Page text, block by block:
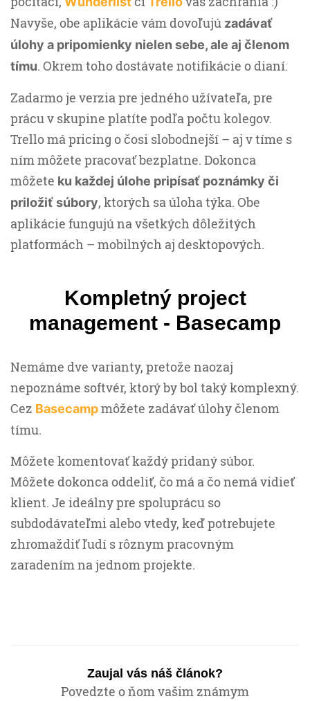
Navyše, obe aplikácie vám dovoľujú zadávať
úlohy a pripomienky nielen sebe, ale aj členom
tímu. Okrem toho dostávate notifikácie o dianí.
Zadarmo je verzia pre jedného užívateľa, pre
prácu v skupine platíte podľa počtu kolegov.
Trello má pricing o čosi slobodnejší – aj v tíme s
ním môžete pracovať bezplatne. Dokonca
môžete ku každej úlohe pripísať poznámky či
priložiť súbory, ktorých sa úloha týka. Obe
aplikácie fungujú na všetkých dôležitých
platformách – mobilných aj desktopových.
Kompletný project
management - Basecamp
Nemáme dve varianty, pretože naozaj
nepoznáme softvér, ktorý by bol taký komplexný.
Cez Basecampmôžete zadávať úlohy členom
tímu.
Môžete komentovať každý pridaný súbor.
Môžete dokonca oddeliť, čo má a čo nemá vidieť
klient. Je ideálny pre spoluprácu so
subdodávateľmi alebo vtedy, keď potrebujete
zhromaždiť ľudí s rôznym pracovným
zaradením na jednom projekte.
Zaujal vás náš článok?
Povedzte o ňom vašim známym